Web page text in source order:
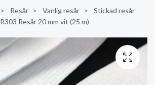
Resår Vanlig resår
Stickad resår
R303 Resår 20 mm vit (25 m)